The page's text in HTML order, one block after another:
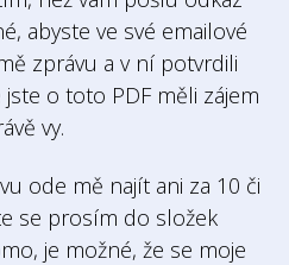
abyste ve své emailové
zprávu a v ní potvrdili
o toto PDF měli zájem
vy.
ode mě najít ani za 10 či
se prosím do složek
je možné, že se moje